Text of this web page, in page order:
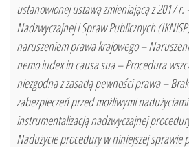
ustanowionej ustawą zmieniającą z 2017 r.
Nadzwyczajnej i Spraw Publicznych
naruszeniem prawa krajowego –
nemo iudex in causa sua – Procedura
niezgodna z zasadą pewności prawa –
zabezpieczeń przed możliwymi
instrumentalizacją nadzwyczajnej
Nadużycie procedury w niniejszej sprawie